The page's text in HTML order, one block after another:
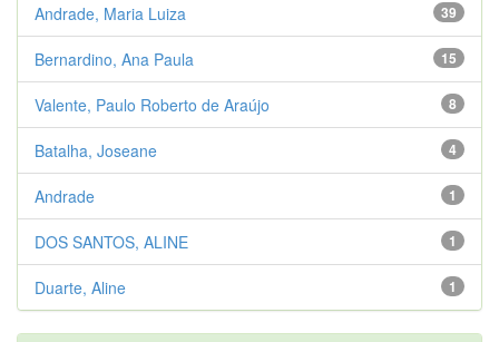
39
Andrade, Maria Luiza
15
Bernardino, Ana Paula
8
Valente, Paulo Roberto de Araújo
4
Batalha, Joseane
1
Andrade
1
DOS SANTOS, ALINE
1
Duarte, Aline